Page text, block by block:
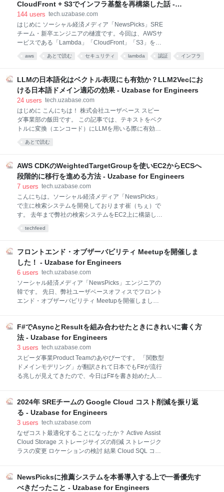
sealed class を使って、コードをシンプルにする例を
ご紹介します。 kotlinlang.org 微妙に異なるけど殆ど
ア決済の2通りで商品を購入するユースケースを考え
てみます。 class PurchaseService( val
productRepository: Pro
CloudFront + S3でインフラ基盤を再構築した話 -
Uzabase for Engineers
144 users tech.uzabase.com
はじめに ソーシャル経済メディア「NewsPicks」SRE
チーム・新卒エンジニアの樋渡です。今回は、AWSサ
ービスである「Lambda」「CloudFront」「S3」を用
いて、弊社で使用している社内向けシステムの基盤を
再構築し、開発者体験の向上やセキュリティ対策を行
向けシステムの一つに「Watson」というシステムがあ
ります。「Watson」とは簡単にいうと「NewsPicks」
のユーザーIDをもとにユーザーごとの情報を検索・閲
に活用される重要なシステムです。「Watson」は構築
されたのが８年前と歴史が古く、歴史が古い故に数々
の問題を抱えていました。今回のお話では、歴史の古
い社内システムのインフラとバックエンドを更改し抱
aws あとで読む セキュリティ lambda 認証 インフラ
LLMの日本語化はベクトル表現にも有効か？LLM2Vecにお
ける日本語ドメイン適応の効果 - Uzabase for Engineers
24 users tech.uzabase.com
はじめに こんにちは！ 株式会社ユーザベース スピー
ダ事業部の飯田です。 この記事では、テキストをベク
トルに変換（エンコード）にLLMを用いる際に有効な
LLM2Vecという手法を紹介します。 合わせて、
LLM2Vecにおける日本語ドメイン適応として、
前学習を日本語で行った場合について実験を行ったた
め、これを紹介します。 LLM2Vecとは LLM2Vec
は、"LLM2Vec: Large Language Models Are Secretly
Llamaなどで有名なLLMでは、テキストをベクトルに
エンコードする際は、入力したテキストの末尾のベク
トルを用いることが多いです。 これは、LLMがテキス
トの次の単語を予測することで事前学習を行っている
あとで読む
AWS CDKのWeightedTargetGroupを使いEC2からECSへ
段階的に移行を進める方法 - Uzabase for Engineers
7 users tech.uzabase.com
こんにちは。ソーシャル経済メディア「NewsPicks」
で主に検索システムを開発しております崔（ちぇ）で
す。 去年まで弊社の検索システムをEC2上に構築して
い。 tech.uzabase.com EC2からECSへ移行すること
に限らず、あらゆる「AからBへ移行する」行為はスイ
ッチを切り替えるように簡単ではありません。 仮に、
担うようにしたとしましょう。何かの考慮漏れがあり
以下のようなエラーが発生した際に、その障害の影響
範囲は全体にわたり、最悪の場合はしばらくサービス
が高まり新しいリクエストに対して全くレスポンスが
返せない 想定できなかったバグが
techfeed
フロントエンド・オブザーバビリティ Meetupを開催しま
した！ - Uzabase for Engineers
6 users tech.uzabase.com
ソーシャル経済メディア「NewsPicks」エンジニアの
韓です。 先日、弊社ユーザベースオフィスでフロント
エンド・オブザーバビリティ Meetupを開催しまし
ドエンジニアとして、オブザーバビリティにコミット
すること（イイダユカコさん） ClassiにおけるSentry
活用事例（lacolacoさん） observabilityを支える要素
技術（sadnessOjisanさん） こつこつ育てる SLO（ニ
ッシー☆） アーカイブ動画 おわりに イベントについ
て UzabaseではUB Techという技術イベントを定期的
ア組織について知っていただく機会を作ることを目的
に毎回様々な技術テーマ
F#でAsyncとResultを組み合わせたときにきれいに書く方
法 - Uzabase for Engineers
3 users tech.uzabase.com
スピーダ事業Product Teamのあやぴーです。 「関数型
ドメインモデリング」が翻訳されて日本でもF#が流行
る兆しが見えてきたので、今日はF#を書き始めた人が
いないのではないか、と思う程度には購入している人
が多い本です。 store.kadokawa.co.jp F#には async コ
ンピュテーション式というものがあり、非同期処理を
うまく書きやすいです。例えば、以下のようなコード
です。 let asyncFunctionA () = async { return 42 } let
asyncFunctionB () = async { return 2 } let result =
2024年 SREチームの Google Cloud コスト削減を振り返
る - Uzabase for Engineers
3 users tech.uzabase.com
なぜコスト最適化することになったか？ Active Assist
Cloud Storage ストレージサイズの削減 ストレージク
ラスの変更 ロケーションの検討 結果 Cloud SQL コス
スト環境の削除 テスト環境が起動しっぱなし問題 テス
ト環境を削除した 不要なテスト環境は削除していこう
NewsPicksに推薦システムを本番導入する上で一番優先す
べきだったこと - Uzabase for Engineers